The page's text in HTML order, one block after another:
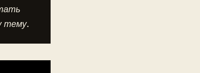
тему.